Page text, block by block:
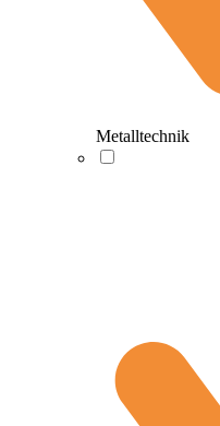
Metalltechnik